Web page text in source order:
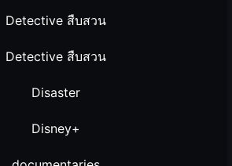
Detective สืบสวน
Detective สืบสวน
Disaster
Disney+